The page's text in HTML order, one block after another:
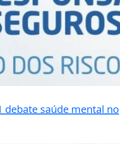
debate saúde mental no